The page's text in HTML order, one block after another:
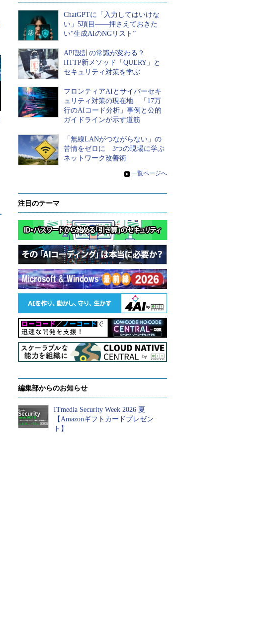
ChatGPTに「入力してはいけな
い」5項目――押さえておきた
い“生成AIのNGリスト”
API設計の常識が変わる？
HTTP新メソッド「QUERY」と
セキュリティ対策を学ぶ
フロンティアAIとサイバーセキ
ュリティ対策の現在地 「17万
行のAIコード分析」事例と公的
ガイドラインが示す道筋
「無線LANがつながらない」の
苦情をゼロに 3つの現場に学ぶ
ネットワーク改善術
» 一覧ページへ
注目のテーマ
編集部からのお知らせ
ITmedia Security Week 2026 夏
【Amazonギフトカードプレゼン
ト】